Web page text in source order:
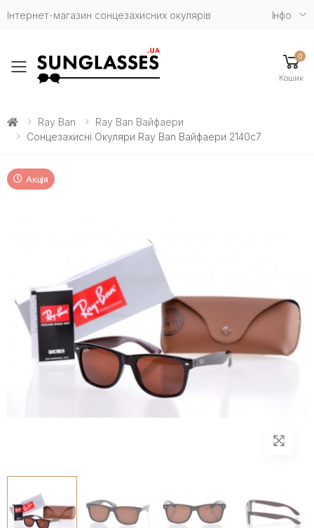
Інтернет-магазин сонцезахисних окулярів Iнфо
Toggle mobile menu
0
Кошик
Ray Ban
Ray Ban Вайфаери
Сонцезахисні Окуляри Ray Ban Вайфаери 2140c7
Акція